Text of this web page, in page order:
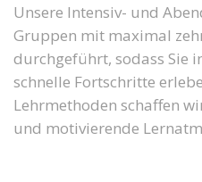
Unsere Intensiv- und
Gruppen mit maximal
durchgeführt, sodass Sie
schnelle Fortschritte
Lehrmethoden schaffen
und motivierende